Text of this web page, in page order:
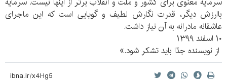
باارزش دیگر، قدرت نگارش لطیف و گویایی است که این ماجرای
عاشقانه‌ مادرانه به آن نیاز داشت.
‌‎۱۰ اسفند ۱۳۹۹